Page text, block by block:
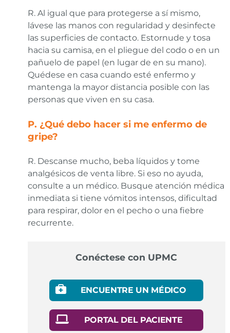
R. Al igual que para protegerse a sí mismo,
lávese las manos con regularidad y desinfecte
las superficies de contacto. Estornude y tosa
hacia su camisa, en el pliegue del codo o en un
pañuelo de papel (en lugar de en su mano).
Quédese en casa cuando esté enfermo y
mantenga la mayor distancia posible con las
personas que viven en su casa.
P. ¿Qué debo hacer si me enfermo de
gripe?
R. Descanse mucho, beba líquidos y tome
analgésicos de venta libre. Si eso no ayuda,
consulte a un médico. Busque atención médica
inmediata si tiene vómitos intensos, dificultad
para respirar, dolor en el pecho o una fiebre
recurrente.
Conéctese con UPMC
ENCUENTRE UN MÉDICO
PORTAL DEL PACIENTE